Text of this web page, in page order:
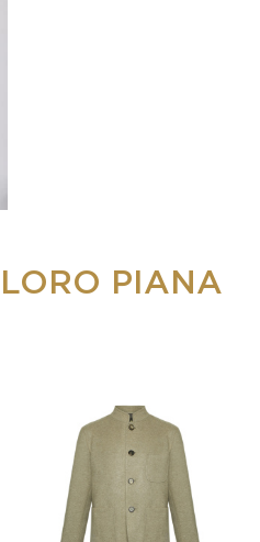
PIANA